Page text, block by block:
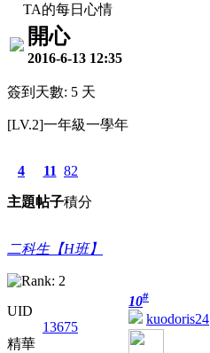
TA的每日心情
開心
2016-6-13 12:35
簽到天數: 5 天
[LV.2]一年級一學年
4
主題
11
帖子
82
積分
二科生【H班】
UID
13675
精華
10#
kuodoris24